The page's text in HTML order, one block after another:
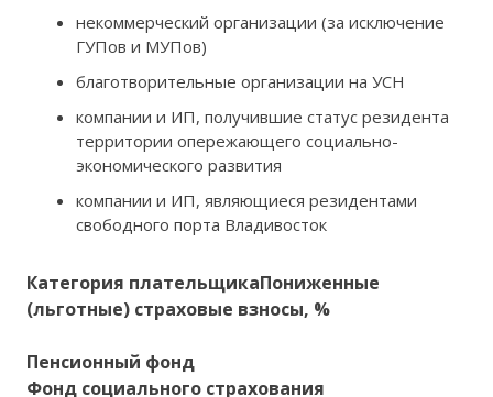
некоммерческий организации (за исключение
ГУПов и МУПов)
благотворительные организации на УСН
компании и ИП, получившие статус резидента
территории опережающего социально-
экономического развития
компании и ИП, являющиеся резидентами
свободного порта Владивосток
Категория плательщикаПониженные
(льготные) страховые взносы, %
Пенсионный фонд
Фонд социального страхования